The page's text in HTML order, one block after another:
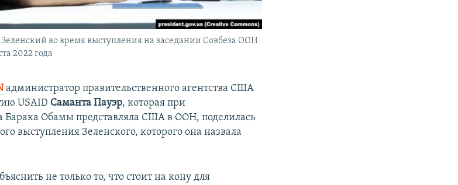
во время выступления на заседании Совбеза ООН
2022 года
администратор правительственного агентства США
USAID Саманта Пауэр, которая при
Барака Обамы представляла США в ООН, поделилась
выступления Зеленского, которого она назвала
не только то, что стоит на кону для